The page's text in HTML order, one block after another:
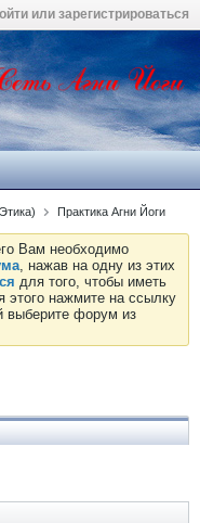
или зарегистрироваться
Практика Агни Йоги
Вам необходимо
, нажав на одну из этих
для того, чтобы иметь
этого нажмите на ссылку
выберите форум из